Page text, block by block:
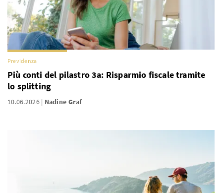
Previdenza
Più conti del pilastro 3a: Risparmio fiscale tramite
lo splitting
10.06.2026 Nadine Graf